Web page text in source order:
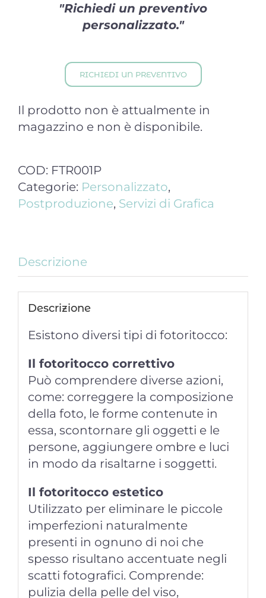
Richiedi un preventivo
personalizzato.
RICHIEDI UN PREVENTIVO
Il prodotto non è attualmente in
magazzino e non è disponibile.
COD: FTR001P
Categorie: Personalizzato,
Postproduzione, Servizi di Grafica
Descrizione
Descrizione
Esistono diversi tipi di fotoritocco:
Il fotoritocco correttivo
Può comprendere diverse azioni,
come: correggere la composizione
della foto, le forme contenute in
essa, scontornare gli oggetti e le
persone, aggiungere ombre e luci
in modo da risaltarne i soggetti.
Il fotoritocco estetico
Utilizzato per eliminare le piccole
imperfezioni naturalmente
presenti in ognuno di noi che
spesso risultano accentuate negli
scatti fotografici. Comprende:
pulizia della pelle del viso,